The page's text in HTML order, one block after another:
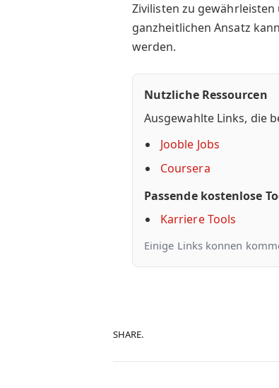
Zivilisten zu
ganzheitlichen Ansatz
werden.
Nutzliche Ressourcen
Ausgewahlte Links, die
Jooble Jobs
Coursera
Passende kostenlose
Karriere Tools
Einige Links konnen
SHARE.